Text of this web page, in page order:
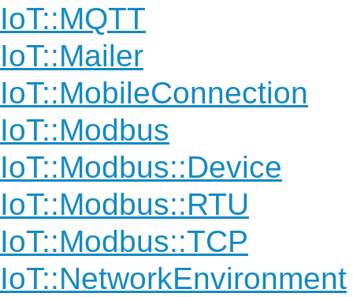
IoT::MQTT
IoT::Mailer
IoT::MobileConnection
IoT::Modbus
IoT::Modbus::Device
IoT::Modbus::RTU
IoT::Modbus::TCP
IoT::NetworkEnvironment